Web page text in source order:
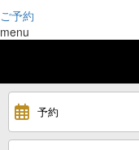
ご予約
menu
予約